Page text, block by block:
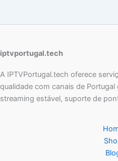
iptvportugal.tech
A IPTVPortugal.tech oferece
qualidade com canais de
streaming estável, suporte de